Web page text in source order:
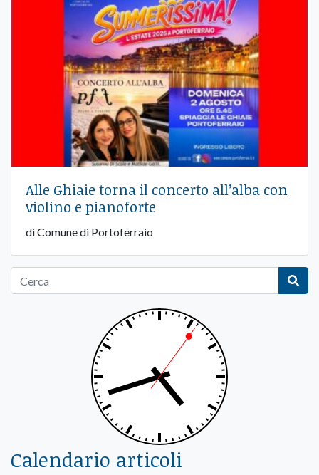
Alle Ghiaie torna il concerto all’alba con
violino e pianoforte
di Comune di Portoferraio
Calendario articoli